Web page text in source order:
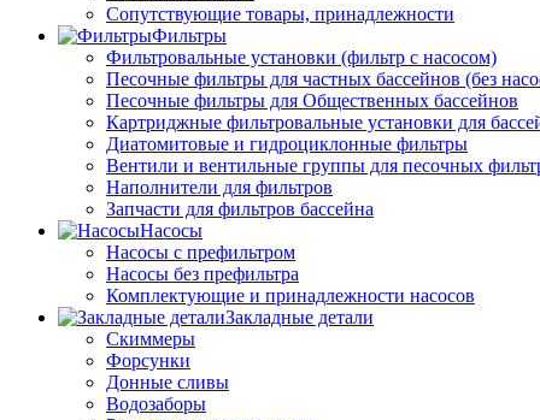
Сопутствующие товары, принадлежности
Фильтры
Фильтровальные установки (фильтр с насосом)
Песочные фильтры для частных бассейнов (без
Песочные фильтры для Общественных бассейнов
Картриджные фильтровальные установки для
Диатомитовые и гидроциклонные фильтры
Вентили и вентильные группы для песочных
Наполнители для фильтров
Запчасти для фильтров бассейна
Насосы
Насосы с префильтром
Насосы без префильтра
Комплектующие и принадлежности насосов
Закладные детали
Скиммеры
Форсунки
Донные сливы
Водозаборы